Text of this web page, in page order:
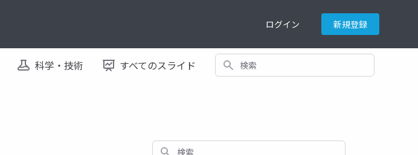
ログイン 新規登録
科学・技術 すべてのスライド 検索
検索